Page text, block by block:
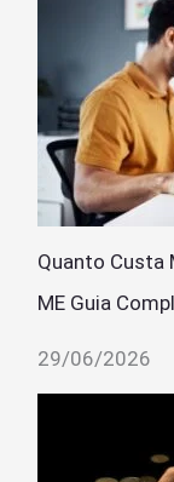
Quanto Custa
ME Guia
29/06/2026